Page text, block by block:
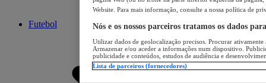
Futebol
Website. Para mais informação, consulte a nossa política de
Nós e os nossos parceiros tratamos os dados
Utilizar dados de geolocalização precisos. Procurar
Armazenar e/ou aceder a informações num dispositivo.
publicidade e conteúdos, estudos de audiência e
Lista de parceiros (fornecedores)